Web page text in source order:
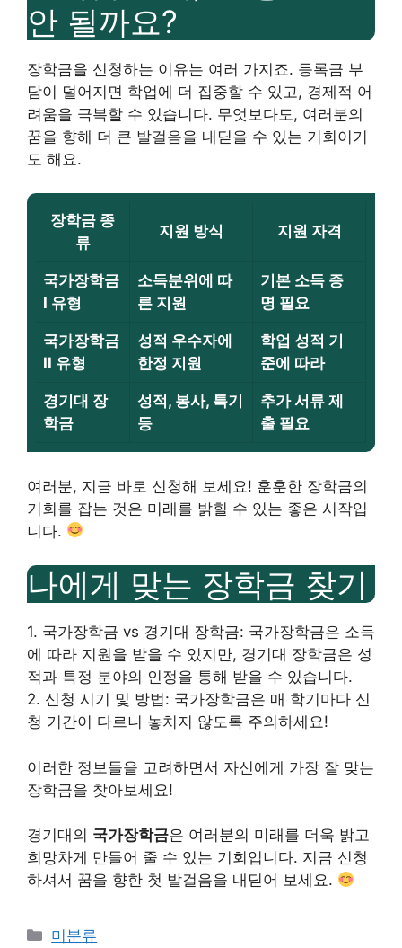
안 될까요?
장학금을 신청하는 이유는 여러 가지죠. 등록금 부
담이 덜어지면 학업에 더 집중할 수 있고, 경제적 어
려움을 극복할 수 있습니다. 무엇보다도, 여러분의
꿈을 향해 더 큰 발걸음을 내딛을 수 있는 기회이기
도 해요.
장학금 종
류
지원 방식 지원 자격
국가장학금
I 유형
소득분위에 따
른 지원
기본 소득 증
명 필요
국가장학금
II 유형
성적 우수자에
한정 지원
학업 성적 기
준에 따라
경기대 장
학금
성적, 봉사, 특기
등
추가 서류 제
출 필요
여러분, 지금 바로 신청해 보세요! 훈훈한 장학금의
기회를 잡는 것은 미래를 밝힐 수 있는 좋은 시작입
니다.
나에게 맞는 장학금 찾기
1. 국가장학금 vs 경기대 장학금: 국가장학금은 소득
에 따라 지원을 받을 수 있지만, 경기대 장학금은 성
적과 특정 분야의 인정을 통해 받을 수 있습니다.
2. 신청 시기 및 방법: 국가장학금은 매 학기마다 신
청 기간이 다르니 놓치지 않도록 주의하세요!
이러한 정보들을 고려하면서 자신에게 가장 잘 맞는
장학금을 찾아보세요!
경기대의 국가장학금은 여러분의 미래를 더욱 밝고
희망차게 만들어 줄 수 있는 기회입니다. 지금 신청
하셔서 꿈을 향한 첫 발걸음을 내딛어 보세요.
Categories
미분류